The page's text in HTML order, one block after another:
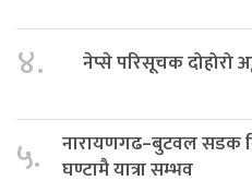
४. नेप्से परिसूचक दोहोरो
५.
नारायणगढ–बुटवल सडक
घण्टामै यात्रा सम्भव